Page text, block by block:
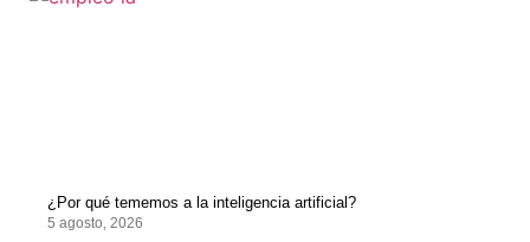
¿Por qué tememos a la inteligencia artificial?
5 agosto, 2026